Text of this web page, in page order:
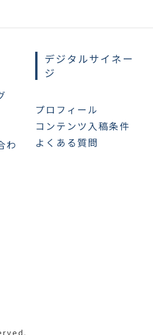
わ
デジタルサイネー
ジ
プロフィール
コンテンツ入稿条件
よくある質問